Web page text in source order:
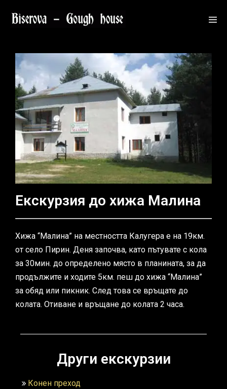
Екскурзия до хижа Малина
Хижа “Малина” на местността Калугера е на 19км.
от село Пирин. Деня започва, като пътувате с кола
за 30мин. до определено място в планината, за да
продължите и ходите 5км. пеш до хижа “Малина”
за обяд или пикник. След това се връщате до
колата. Отиване и връщане до колата 2 часа.
Други екскурзии
Конен преход